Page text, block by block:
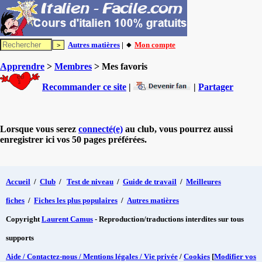
Autres matières | 🔸 Mon compte
Apprendre > Membres > Mes favoris
Recommander ce site | | Partager
Lorsque vous serez connecté(e) au club, vous pourrez aussi
enregistrer ici vos 50 pages préférées.
Accueil / Club / Test de niveau / Guide de travail / Meilleures
fiches / Fiches les plus populaires / Autres matières
CopyrightLaurent Camus - Reproduction/traductions interdites sur tous
supports
Aide / Contactez-nous / Mentions légales / Vie privée / Cookies [Modifier vos